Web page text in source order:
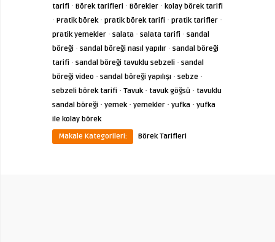
tarifi · Börek tarifleri · Börekler · kolay börek tarifi
· Pratik börek· pratik börek tarifi · pratik tarifler ·
pratik yemekler · salata · salata tarifi · sandal
böreği · sandal böreği nasıl yapılır · sandal böreği
tarifi · sandal böreği tavuklu sebzeli · sandal
böreği video · sandal böreği yapılışı · sebze ·
sebzeli börek tarifi · Tavuk· tavuk göğsü · tavuklu
sandal böreği · yemek· yemekler · yufka · yufka
ile kolay börek
Makale Kategorileri:
Börek Tarifleri